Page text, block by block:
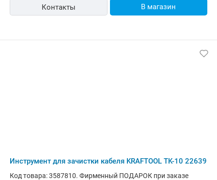
Контакты В магазин
Инструмент для зачистки кабеля KRAFTOOL TK-10 22639
Код товара: 3587810. Фирменный ПОДАРОК при заказе